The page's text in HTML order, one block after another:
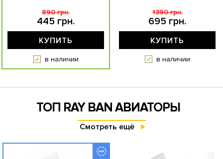
445 грн.
890 грн.
КУПИТЬ
в наличии
695 грн.
1390 грн.
КУПИТЬ
в наличии
ТОП RAY BAN АВИАТОРЫ
Смотреть ещё